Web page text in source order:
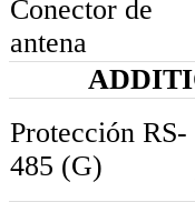
Conector de
antena
Protección RS-
485 (G)